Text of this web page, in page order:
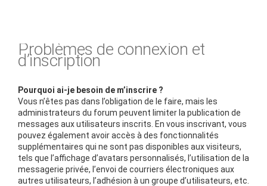
Problèmes de connexion et
d’inscription
Pourquoi ai-je besoin de m’inscrire ?
Vous n’êtes pas dans l’obligation de le faire, mais les
administrateurs du forum peuvent limiter la publication de
messages aux utilisateurs inscrits. En vous inscrivant, vous
pouvez également avoir accès à des fonctionnalités
supplémentaires qui ne sont pas disponibles aux visiteurs,
tels que l’affichage d’avatars personnalisés, l’utilisation de la
messagerie privée, l’envoi de courriers électroniques aux
autres utilisateurs, l’adhésion à un groupe d’utilisateurs, etc.